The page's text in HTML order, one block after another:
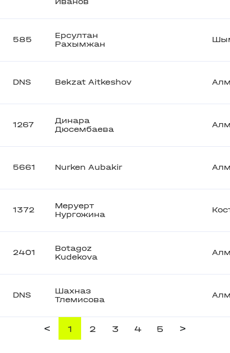
Иванов
585
Ерсултан
Рахымжан
DNS Bekzat Aitkeshov
1267
Динара
Дюсембаева
5661 Nurken Aubakir
1372
Меруерт
Нургожина
2401
Botagoz
Kudekova
DNS
Шахназ
Тлемисова
< 1 2 3 4 5 >